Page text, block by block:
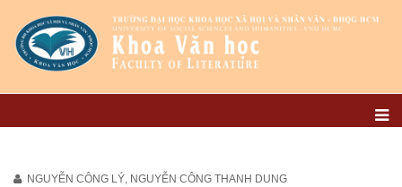
NGUYỄN CÔNG LÝ, NGUYỄN CÔNG THANH DUNG